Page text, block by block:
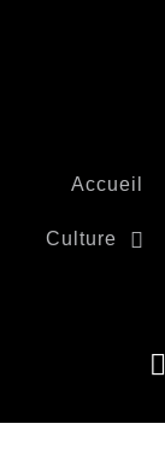
Accueil
Culture